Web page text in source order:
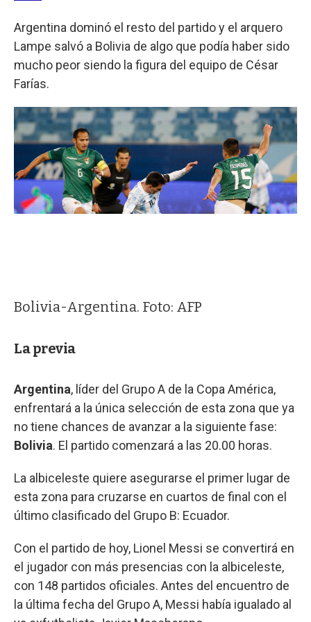
Argentina dominó el resto del partido y el arquero
Lampe salvó a Bolivia de algo que podía haber sido
mucho peor siendo la figura del equipo de César
Farías.
Bolivia-Argentina. Foto: AFP
La previa
Argentina, líder del Grupo A de la Copa América,
enfrentará a la única selección de esta zona que ya
no tiene chances de avanzar a la siguiente fase:
Bolivia. El partido comenzará a las 20.00 horas.
La albiceleste quiere asegurarse el primer lugar de
esta zona para cruzarse en cuartos de final con el
último clasificado del Grupo B: Ecuador.
Con el partido de hoy, Lionel Messi se convertirá en
el jugador con más presencias con la albiceleste,
con 148 partidos oficiales. Antes del encuentro de
la última fecha del Grupo A, Messi había igualado al